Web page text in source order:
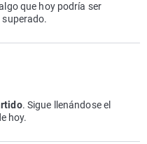
que hoy podría ser
. Sigue llenándose el
hoy.